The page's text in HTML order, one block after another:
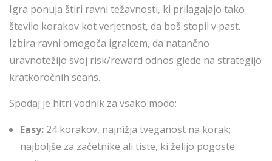
Igra ponuja štiri ravni težavnosti, ki prilagajajo tako
število korakov kot verjetnost, da boš stopil v past.
Izbira ravni omogoča igralcem, da natančno
uravnotežijo svoj risk/reward odnos glede na strategijo
kratkoročnih seans.
Spodaj je hitri vodnik za vsako modo:
Easy: 24 korakov, najnižja tveganost na korak;
najboljše za začetnike ali tiste, ki želijo pogoste